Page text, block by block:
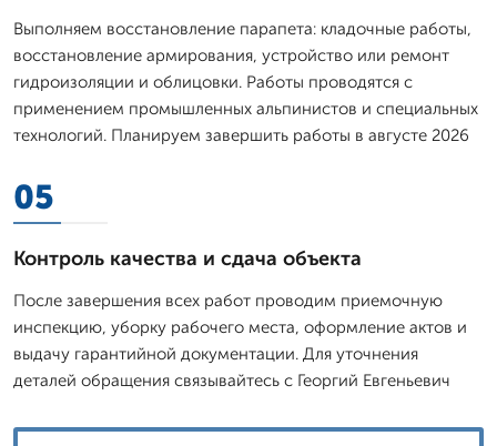
Выполняем восстановление парапета: кладочные работы,
восстановление армирования, устройство или ремонт
гидроизоляции и облицовки. Работы проводятся с
применением промышленных альпинистов и специальных
технологий. Планируем завершить работы в августе 2026
05
Контроль качества и сдача объекта
После завершения всех работ проводим приемочную
инспекцию, уборку рабочего места, оформление актов и
выдачу гарантийной документации. Для уточнения
деталей обращения связывайтесь с Георгий Евгеньевич